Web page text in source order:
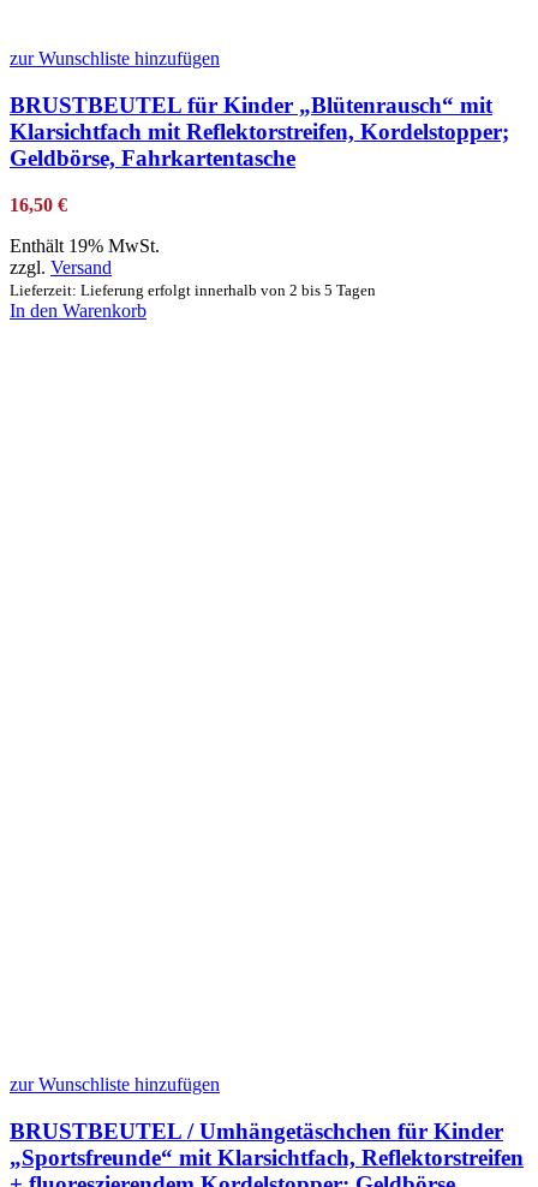
zur Wunschliste hinzufügen
BRUSTBEUTEL für Kinder „Blütenrausch“ mit
Klarsichtfach mit Reflektorstreifen, Kordelstopper;
Geldbörse, Fahrkartentasche
16,50 €
Enthält 19% MwSt.
zzgl. Versand
Lieferzeit: Lieferung erfolgt innerhalb von 2 bis 5 Tagen
In den Warenkorb
zur Wunschliste hinzufügen
BRUSTBEUTEL / Umhängetäschchen für Kinder
„Sportsfreunde“ mit Klarsichtfach, Reflektorstreifen